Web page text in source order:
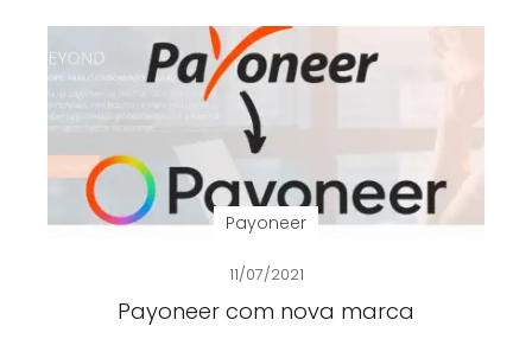
Payoneer
11/07/2021
Payoneer com nova marca